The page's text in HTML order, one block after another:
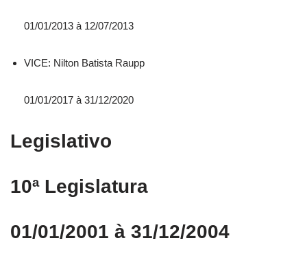
01/01/2013 à 12/07/2013
VICE: Nilton Batista Raupp
01/01/2017 à 31/12/2020
Legislativo
10ª Legislatura
01/01/2001 à 31/12/2004